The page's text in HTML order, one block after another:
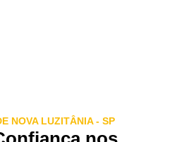
NOVA LUZITÂNIA - SP